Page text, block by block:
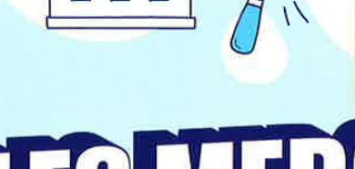
Contact